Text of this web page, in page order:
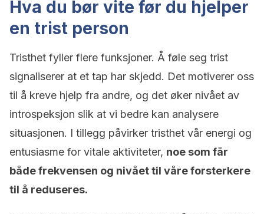
Hva du bør vite før du hjelper
en trist person
Tristhet fyller flere funksjoner. Å føle seg trist
signaliserer at et tap har skjedd. Det motiverer oss
til å kreve hjelp fra andre, og det øker nivået av
introspeksjon slik at vi bedre kan analysere
situasjonen. I tillegg påvirker tristhet vår energi og
entusiasme for vitale aktiviteter, noe som får
både frekvensen og nivået til våre forsterkere
til å reduseres.